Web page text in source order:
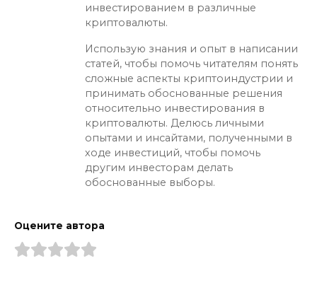
инвестированием в различные
криптовалюты.
Использую знания и опыт в написании
статей, чтобы помочь читателям понять
сложные аспекты криптоиндустрии и
принимать обоснованные решения
относительно инвестирования в
криптовалюты. Делюсь личными
опытами и инсайтами, полученными в
ходе инвестиций, чтобы помочь
другим инвесторам делать
обоснованные выборы.
Оцените автора